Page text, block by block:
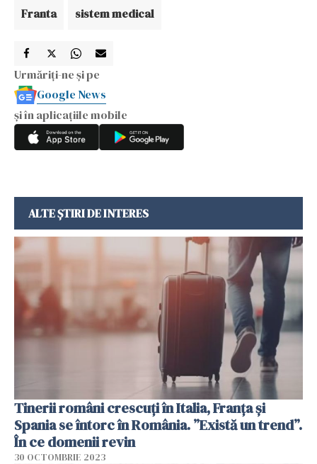
Franta sistem medical
Urmăriți-ne și pe
Google News
și în aplicațiile mobile
ALTE ȘTIRI DE INTERES
Tinerii români crescuți în Italia, Franța și
Spania se întorc în România. ”Există un trend”.
În ce domenii revin
30 OCTOMBRIE 2023